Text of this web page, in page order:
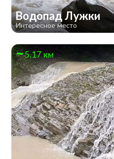
Водопад Лужки
Интересное место
5.17 км